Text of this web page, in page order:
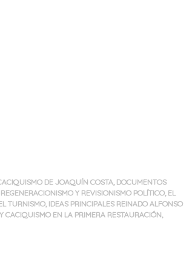
DE JOAQUÍN COSTA, DOCUMENTOS
REGENERACIONISMO Y REVISIONISMO POLÍTICO, EL
TURNISMO, IDEAS PRINCIPALES REINADO ALFONSO
CACIQUISMO EN LA PRIMERA RESTAURACIÓN,